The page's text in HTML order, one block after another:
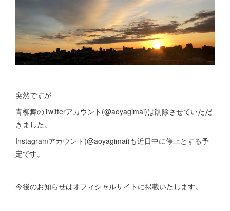
突然ですが
青柳舞のTwitterアカウント(@aoyagimai)は削除させていただ
きました。
Instagramアカウント(@aoyagimai)も近日中に停止とする予
定です。
今後のお知らせはオフィシャルサイトに掲載いたします。